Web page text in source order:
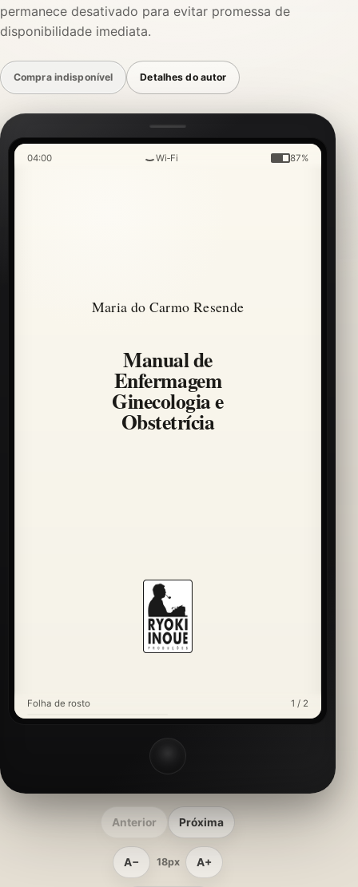
04:00 Wi‑Fi 87%
Maria do Carmo Resende
Manual de
Enfermagem
Ginecologia e
Obstetrícia
Folha de rosto 1 / 2
Anterior Próxima
A− 18px A+
permanece desativado para evitar promessa de
disponibilidade imediata.
Compra indisponível Detalhes do autor